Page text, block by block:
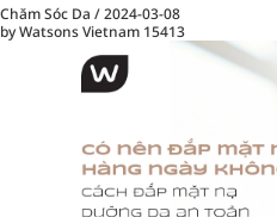
Chăm Sóc Da /2024-03-08
by Watsons Vietnam 15413